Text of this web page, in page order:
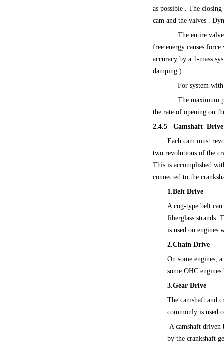
as possible . The
cam and the valves .
The entire
free energy causes
accuracy by a 1-mass
damping ) .
For system
The maximum
the rate of opening on
2.4.5 Camshaft
Each cam must
two revolutions of the
This is accomplished
connected to the
1.Belt Drive
A cog-type belt
fiberglass strands.
is used on engines
2.Chain Drive
On some engines,
some OHC engines
3.Gear Drive
The camshaft and
commonly is used
A camshaft driven
by the crankshaft